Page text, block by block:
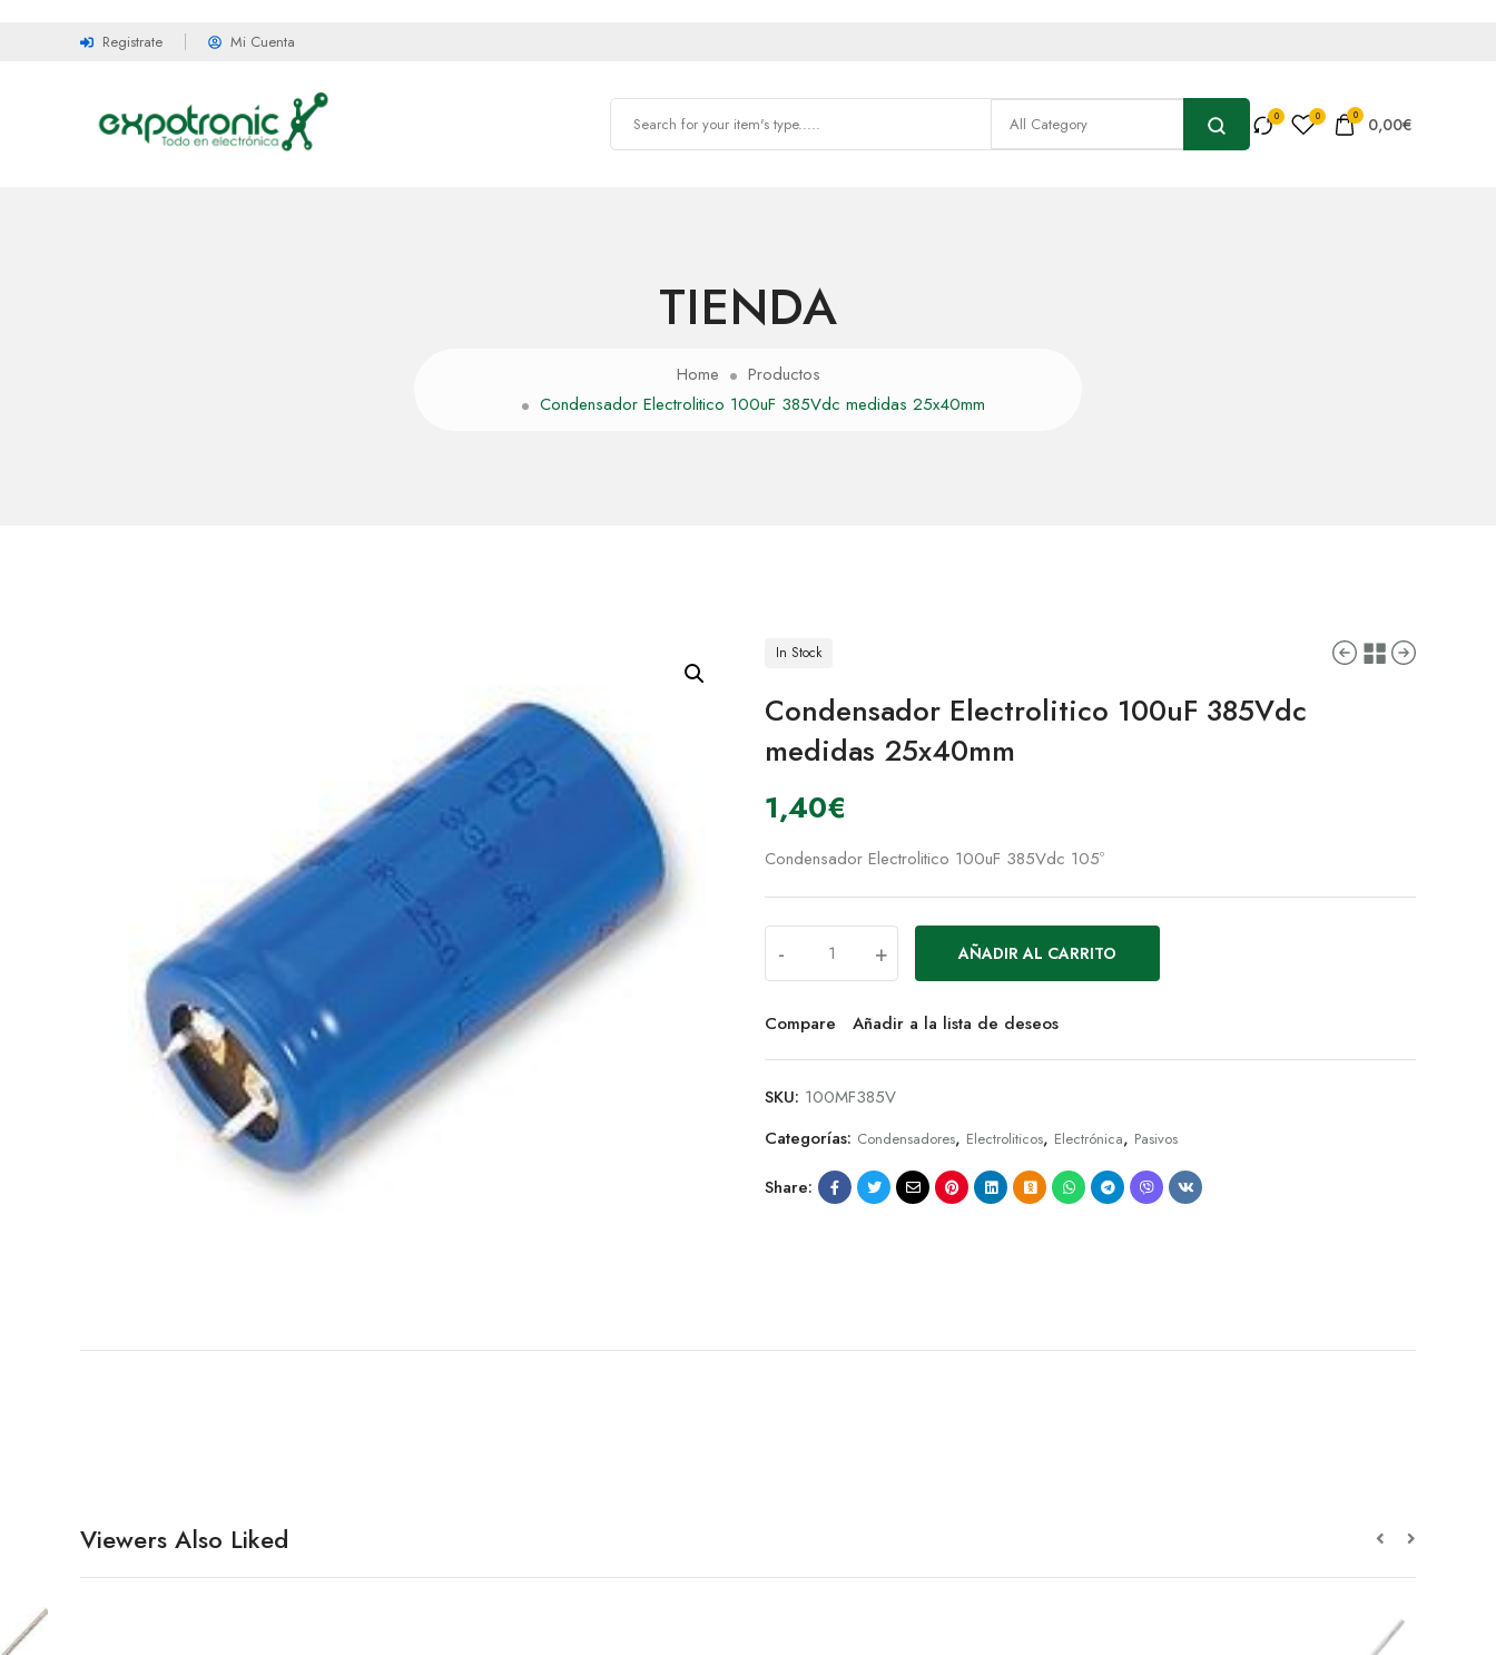
Registrate Mi Cuenta
0 0,00€
TIENDA
Home
Productos
Condensador Electrolitico 100uF 385Vdc medidas 25x40mm
In Stock
Condensador Electrolitico 100uF 385Vdc
medidas 25x40mm
1,40€
Condensador Electrolitico 100uF 385Vdc 105º
- + AÑADIR AL CARRITO
Compare Añadir a la lista de deseos
SKU: 100MF385V
Categorías: Condensadores, Electroliticos, Electrónica, Pasivos
Share:
Viewers Also Liked